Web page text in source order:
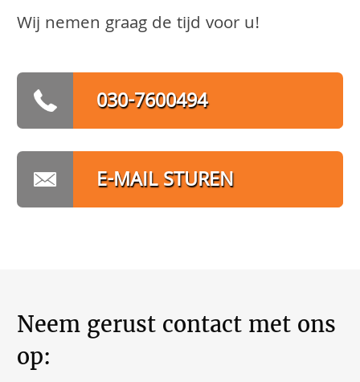
Wij nemen graag de tijd voor u!
030-7600494
E-MAIL STUREN
Neem gerust contact met ons
op: